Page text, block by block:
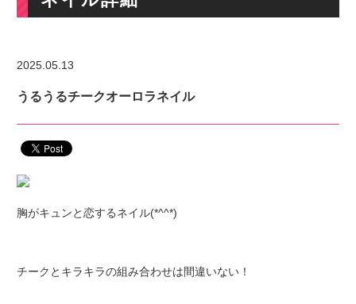
2025.05.13
うるうるチークオーロラネイル
胸がキュンと恋するネイル(*^^*)
チークとキラキラの組み合わせは間違いない！